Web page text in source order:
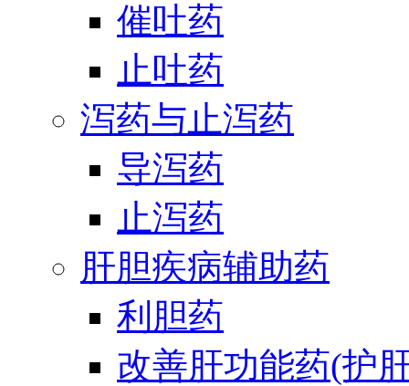
催吐药
止吐药
泻药与止泻药
导泻药
止泻药
肝胆疾病辅助药
利胆药
改善肝功能药(护